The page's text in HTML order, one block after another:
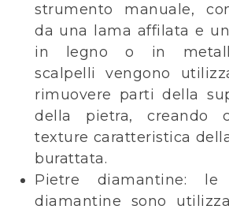
strumento manuale,
da una lama affilata e
in legno o in
scalpelli vengono
rimuovere parti della
della pietra, creando
texture caratteristica
burattata.
Pietre diamantine: le
diamantine sono